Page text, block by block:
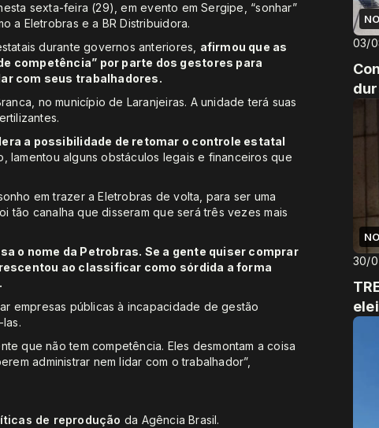
sexta-feira (29), em evento em Sergipe, “sonhar”
a Eletrobras e a BR Distribuidora.
durante governos anteriores, afirmou que as
competência” por parte dos gestores para
com seus trabalhadores.
no município de Laranjeiras. A unidade terá suas
a possibilidade de retomar o controle estatal
lamentou alguns obstáculos legais e financeiros que
em trazer a Eletrobras de volta, para ser uma
tão canalha que disseram que será três vezes mais
o nome da Petrobras. Se a gente quiser comprar
ao classificar como sórdida a forma
empresas públicas à incapacidade de gestão
que não tem competência. Eles desmontam a coisa
administrar nem lidar com o trabalhador”,
de reprodução da Agência Brasil.
03/
30/